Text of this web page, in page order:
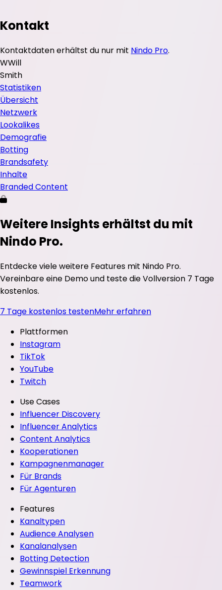
Kontakt
Kontaktdaten erhältst du nur mit Nindo Pro.
WWill
Smith
Statistiken
Übersicht
Netzwerk
Lookalikes
Demografie
Botting
Brandsafety
Inhalte
Branded Content
Weitere Insights erhältst du mit
Nindo Pro.
Entdecke viele weitere Features mit Nindo Pro.
Vereinbare eine Demo und teste die Vollversion 7 Tage
kostenlos.
7 Tage kostenlos testenMehr erfahren
Plattformen
Instagram
TikTok
YouTube
Twitch
Use Cases
Influencer Discovery
Influencer Analytics
Content Analytics
Kooperationen
Kampagnenmanager
Für Brands
Für Agenturen
Features
Kanaltypen
Audience Analysen
Kanalanalysen
Botting Detection
Gewinnspiel Erkennung
Teamwork